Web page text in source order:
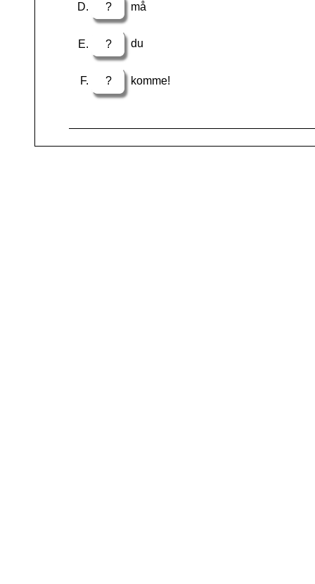
? må
? du
? komme!